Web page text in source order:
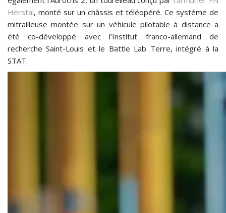
Herstal, monté sur un châssis et téléopéré. Ce système de
mitrailleuse montée sur un véhicule pilotable à distance a
été co-développé avec l’Institut franco-allemand de
recherche Saint-Louis et le Battle Lab Terre, intégré à la
STAT.